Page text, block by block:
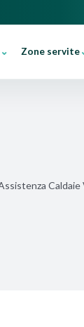
Zone servite
Caldaie